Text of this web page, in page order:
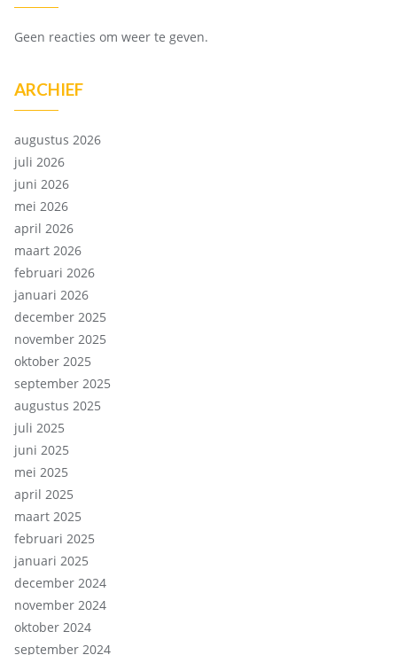
Geen reacties om weer te geven.
ARCHIEF
augustus 2026
juli 2026
juni 2026
mei 2026
april 2026
maart 2026
februari 2026
januari 2026
december 2025
november 2025
oktober 2025
september 2025
augustus 2025
juli 2025
juni 2025
mei 2025
april 2025
maart 2025
februari 2025
januari 2025
december 2024
november 2024
oktober 2024
september 2024